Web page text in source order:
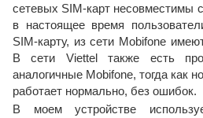
сетевых SIM-карт несовместимы
в настоящее время
SIM-карту, из сети Mobifone
В сети Viettel также есть
аналогичные Mobifone, тогда как
работает нормально, без ошибок.
В моем устройстве